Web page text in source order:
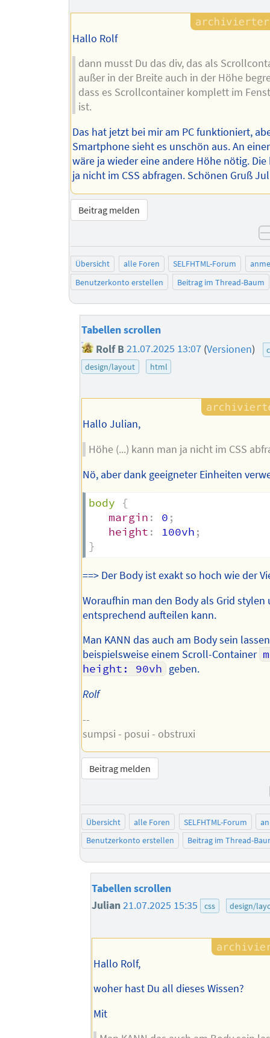
Hallo Rolf
dann musst Du das div, das als
außer in der Breite auch in der Höhe
dass es Scrollcontainer komplett im
ist.
Das hat jetzt bei mir am PC funktioniert,
Smartphone sieht es unschön aus. An
wäre ja wieder eine andere Höhe nötig.
ja nicht im CSS abfragen. Schönen Gruß
Beitrag melden
Übersicht alle Foren SELFHTML-Forum
Benutzerkonto erstellen
Beitrag im Thread-Baum
Tabellen scrollen
Rolf B21.07.2025 13:07 (Versionen)
design/layout
html
Hallo Julian,
Höhe (...) kann man ja nicht im CSS
Nö, aber dank geeigneter Einheiten
body
{
margin : 0 ;
height : 100vh ;
}
==> Der Body ist exakt so hoch wie der
Woraufhin man den Body als Grid stylen
entsprechend aufteilen kann.
Man KANN das auch am Body sein
beispielsweise einem Scroll-Container
height: 90vh geben.
Rolf
--
sumpsi - posui - obstruxi
Beitrag melden
Übersicht alle Foren SELFHTML-Forum
Benutzerkonto erstellen
Beitrag im Thread-
Tabellen scrollen
Julian21.07.2025 15:35 css design/
Hallo Rolf,
woher hast Du all dieses Wissen?
Mit